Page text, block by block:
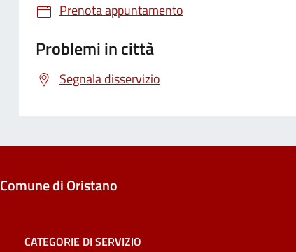
Prenota appuntamento
Problemi in città
Segnala disservizio
Comune di Oristano
CATEGORIE DI SERVIZIO